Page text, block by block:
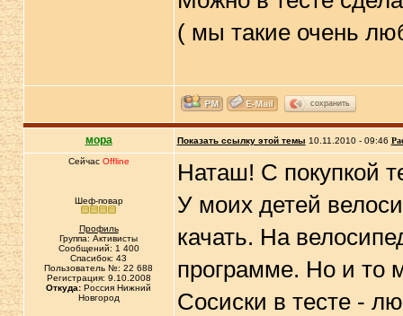
( мы такие очень
сохранить
мора Показать ссылку этой темы 10.11.2010 - 09:46
Сейчас Offline
Шеф-повар
Профиль
Группа: Активисты
Сообщений: 1 400
Спасибок: 43
Пользователь №: 22 688
Регистрация: 9.10.2008
Откуда: Россия Нижний
Новгород
Наташ! С покупкой
У моих детей
качать. На
программе. Но и то
Сосиски в тесте -